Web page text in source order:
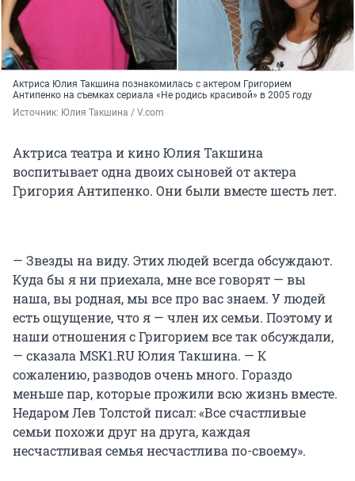
Актриса Юлия Такшина познакомилась с актером Григорием
Антипенко на съемках сериала «Не родись красивой» в 2005 году
Источник: Юлия Такшина / V.com
Актриса театра и кино Юлия Такшина
воспитывает одна двоих сыновей от актера
Григория Антипенко. Они были вместе шесть лет.
— Звезды на виду. Этих людей всегда обсуждают.
Куда бы я ни приехала, мне все говорят — вы
наша, вы родная, мы все про вас знаем. У людей
есть ощущение, что я — член их семьи. Поэтому и
наши отношения с Григорием все так обсуждали,
— сказала MSK1.RU Юлия Такшина. — К
сожалению, разводов очень много. Гораздо
меньше пар, которые прожили всю жизнь вместе.
Недаром Лев Толстой писал: «Все счастливые
семьи похожи друг на друга, каждая
несчастливая семья несчастлива по-своему».